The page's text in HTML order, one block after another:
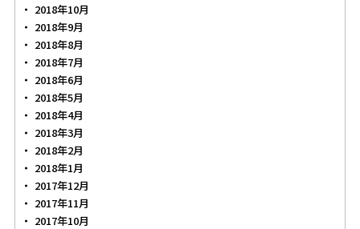
2018年10月
2018年9月
2018年8月
2018年7月
2018年6月
2018年5月
2018年4月
2018年3月
2018年2月
2018年1月
2017年12月
2017年11月
2017年10月